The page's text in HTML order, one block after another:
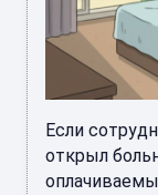
Если
открыл